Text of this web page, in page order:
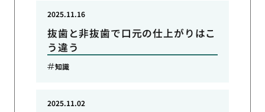
抜歯と非抜歯で口元の仕上がりはこ
う違う
2025.11.16
知識
2025.11.02